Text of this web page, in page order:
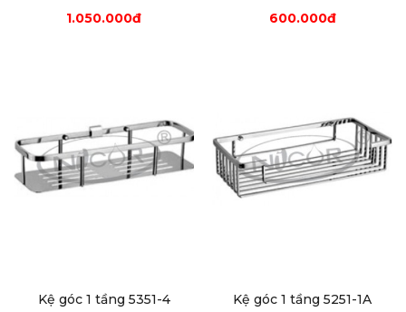
1.050.000đ 600.000đ
Kệ góc 1 tầng 5351-4 Kệ góc 1 tầng 5251-1A